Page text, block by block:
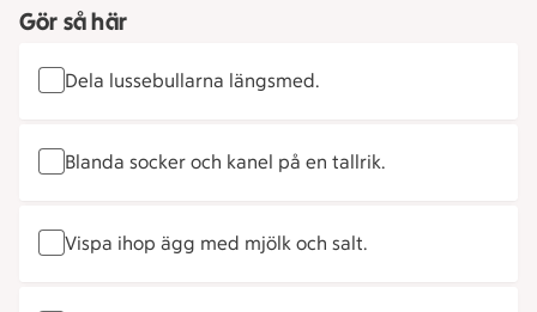
Gör så här
Dela lussebullarna längsmed.
Blanda socker och kanel på en tallrik.
Vispa ihop ägg med mjölk och salt.